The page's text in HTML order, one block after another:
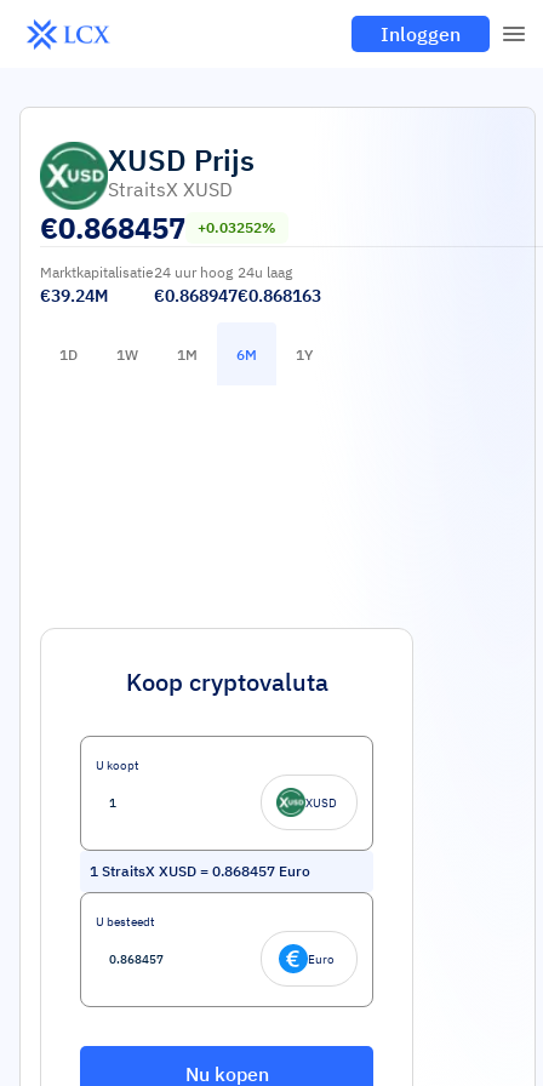
Inloggen
XUSD Prijs
StraitsX XUSD
€0.868457 +0.03252%
Marktkapitalisatie
€39.24M
24 uur hoog
€0.868947
24u laag
€0.868163
1D 1W 1M 6M 1Y
Koop cryptovaluta
U koopt
XUSD
1 StraitsX XUSD = 0.868457 Euro
U besteedt
Euro
Nu kopen